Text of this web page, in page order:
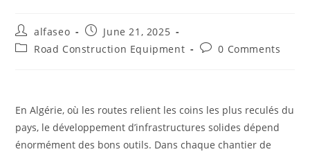
alfaseo
June 21, 2025
Road Construction Equipment
0 Comments
En Algérie, où les routes relient les coins les plus reculés du
pays, le développement d’infrastructures solides dépend
énormément des bons outils. Dans chaque chantier de